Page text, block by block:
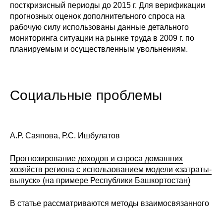
посткризисный периоды до 2015 г. Для верификации
прогнозных оценок дополнительного спроса на
рабочую силу использованы данные детального
мониторинга ситуации на рынке труда в 2009 г. по
планируемым и осуществленным увольнениям.
Социальные проблемы
А.Р. Саяпова, Р.С. Ишбулатов
Прогнозирование доходов и спроса домашних
хозяйств региона с использованием модели «затраты-
выпуск» (на примере Республики Башкортостан)
В статье рассматриваются методы взаимосвязанного